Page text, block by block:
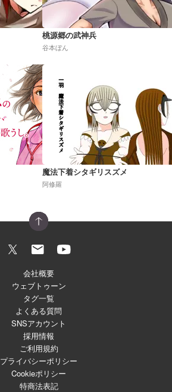
桃源郷の武神兵
谷本ぼん
魔法下着シタギリスズメ
阿修羅
会社概要
ウェブトゥーン
タグ一覧
よくある質問
SNSアカウント
採用情報
ご利用規約
プライバシーポリシー
Cookieポリシー
特商法表記